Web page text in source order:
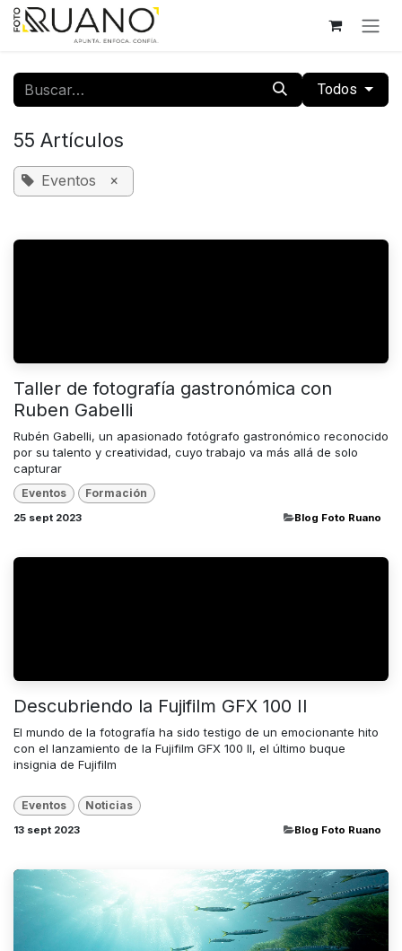
Ir al contenido
Todos
55 Artículos
Eventos ×
Taller de fotografía gastronómica con
Ruben Gabelli
Rubén Gabelli, un apasionado fotógrafo gastronómico reconocido
por su talento y creatividad, cuyo trabajo va más allá de solo
capturar
Eventos Formación
25 sept 2023 ​Blog Foto Ruano
Descubriendo la Fujifilm GFX 100 II
El mundo de la fotografía ha sido testigo de un emocionante hito
con el lanzamiento de la Fujifilm GFX 100 II, el último buque
insignia de Fujifilm
Eventos Noticias
13 sept 2023 ​Blog Foto Ruano